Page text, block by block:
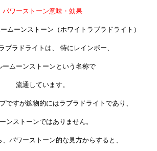
パワーストーン意味・効果
ムーンストーン（ホワイトラブラドライト）
ブラドライトは、 特にレインボー、
ームーンストーンという名称で
流通しています。
ですが鉱物的にはラブラドライトであり、
ンストーンではありません。
、パワーストーン的な見方からすると、